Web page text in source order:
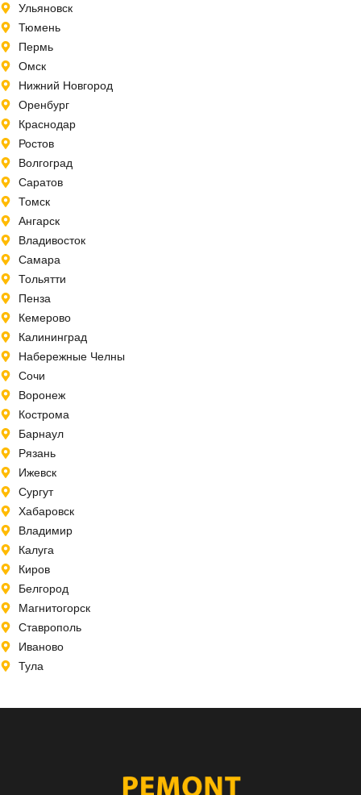
Ульяновск
Тюмень
Пермь
Омск
Нижний Новгород
Оренбург
Краснодар
Ростов
Волгоград
Саратов
Томск
Ангарск
Владивосток
Самара
Тольятти
Пенза
Кемерово
Калининград
Набережные Челны
Сочи
Воронеж
Кострома
Барнаул
Рязань
Ижевск
Сургут
Хабаровск
Владимир
Калуга
Киров
Белгород
Магнитогорск
Ставрополь
Иваново
Тула